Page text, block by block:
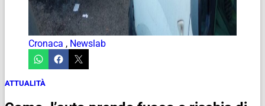
Cronaca , Newslab
ATTUALITÀ